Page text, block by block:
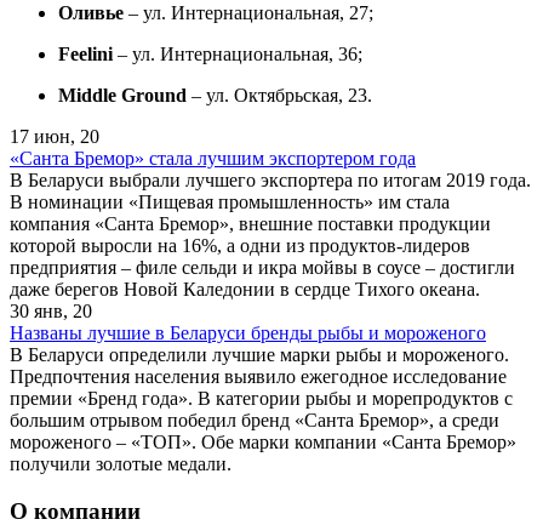
Оливье – ул. Интернациональная, 27;
Feelini – ул. Интернациональная, 36;
Middle Ground – ул. Октябрьская, 23.
17 июн, 20
«Санта Бремор» стала лучшим экспортером года
В Беларуси выбрали лучшего экспортера по итогам 2019 года.
В номинации «Пищевая промышленность» им стала
компания «Санта Бремор», внешние поставки продукции
которой выросли на 16%, а одни из продуктов-лидеров
предприятия – филе сельди и икра мойвы в соусе – достигли
даже берегов Новой Каледонии в сердце Тихого океана.
30 янв, 20
Названы лучшие в Беларуси бренды рыбы и мороженого
В Беларуси определили лучшие марки рыбы и мороженого.
Предпочтения населения выявило ежегодное исследование
премии «Бренд года». В категории рыбы и морепродуктов с
большим отрывом победил бренд «Санта Бремор», а среди
мороженого – «ТОП». Обе марки компании «Санта Бремор»
получили золотые медали.
О компании